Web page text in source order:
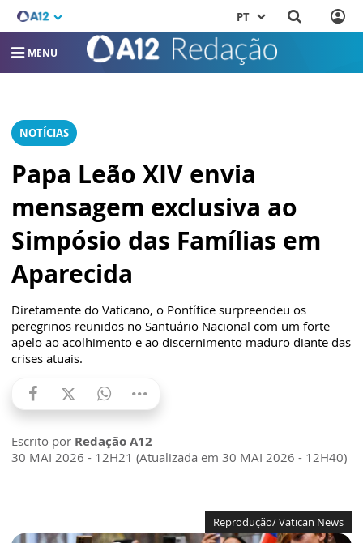
PT
MENU
NOTÍCIAS
Papa Leão XIV envia
mensagem exclusiva ao
Simpósio das Famílias em
Aparecida
Diretamente do Vaticano, o Pontífice surpreendeu os
peregrinos reunidos no Santuário Nacional com um forte
apelo ao acolhimento e ao discernimento maduro diante das
crises atuais.
Escrito por Redação A12
30 MAI 2026 - 12H21 (Atualizada em 30 MAI 2026 - 12H40)
Reprodução/ Vatican News